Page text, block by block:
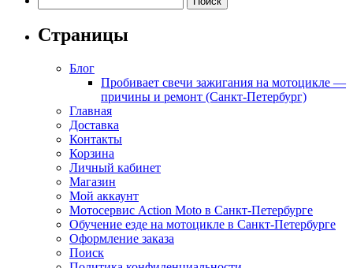
Страницы
Блог
Пробивает свечи зажигания на мотоцикле —
причины и ремонт (Санкт-Петербург)
Главная
Доставка
Контакты
Корзина
Личный кабинет
Магазин
Мой аккаунт
Мотосервис Action Moto в Санкт-Петербурге
Обучение езде на мотоцикле в Санкт-Петербурге
Оформление заказа
Поиск